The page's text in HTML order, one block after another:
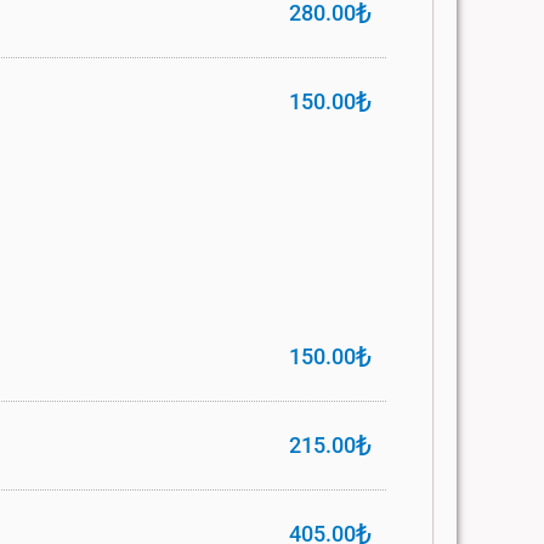
280.00₺
150.00₺
150.00₺
215.00₺
405.00₺